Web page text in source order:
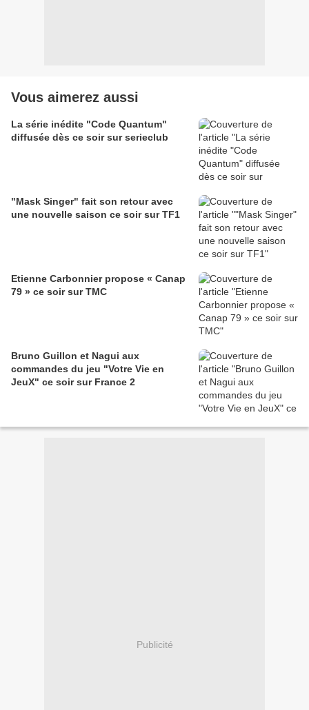
Vous aimerez aussi
La série inédite "Code Quantum"
diffusée dès ce soir sur serieclub
"Mask Singer" fait son retour avec
une nouvelle saison ce soir sur TF1
Etienne Carbonnier propose « Canap
79 » ce soir sur TMC
Bruno Guillon et Nagui aux
commandes du jeu "Votre Vie en
JeuX" ce soir sur France 2
Publicité